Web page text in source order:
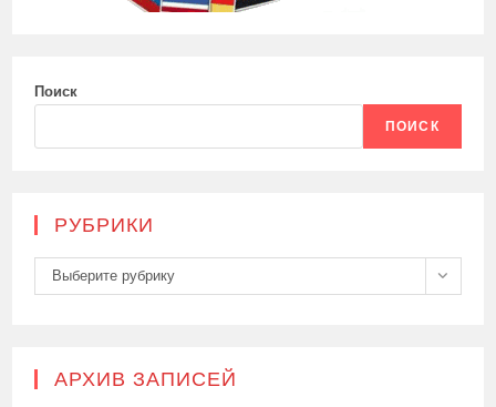
Поиск
ПОИСК
РУБРИКИ
Рубрики
Выберите рубрику
АРХИВ ЗАПИСЕЙ